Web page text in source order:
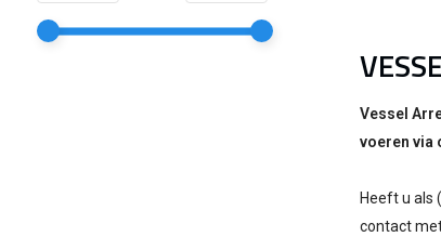
Vessel
voeren via
Heeft u als
contact